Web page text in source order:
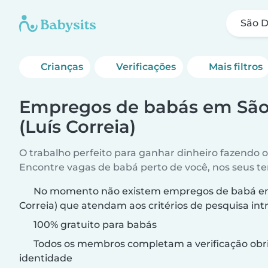
São
Crianças Verificações Mais filtros
Empregos de babás em
(Luís Correia)
O trabalho perfeito para ganhar dinheiro fazendo
Encontre vagas de babá perto de você, nos seus
No momento não existem empregos de babá
Correia) que atendam aos critérios de pesquisa
100% gratuito para babás
Todos os membros completam a verificação
identidade